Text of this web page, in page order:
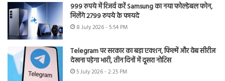
999 रुपये में रिजर्व करें Samsung का नया फोल्डेबल फोन,
मिलेंगे 2799 रुपये के फायदे
8 July 2026 - 5:54 PM
Telegram पर सरकार का बड़ा एक्शन, फिल्में और वेब सीरीज
देखना पड़ेगा भारी, तीन दिनों में दूसरा नोटिस
5 July 2026 - 2:25 PM